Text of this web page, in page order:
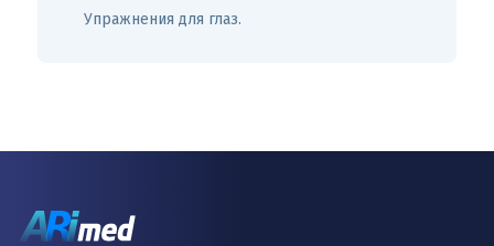
Упражнения для глаз.